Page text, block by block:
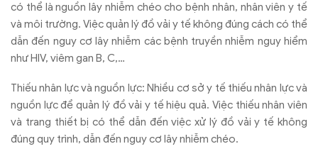
có thể là nguồn lây nhiễm chéo cho bệnh nhân, nhân viên y tế
và môi trường. Việc quản lý đồ vải y tế không đúng cách có thể
dẫn đến nguy cơ lây nhiễm các bệnh truyền nhiễm nguy hiểm
như HIV, viêm gan B, C,…
Thiếu nhân lực và nguồn lực: Nhiều cơ sở y tế thiếu nhân lực và
nguồn lực để quản lý đồ vải y tế hiệu quả. Việc thiếu nhân viên
và trang thiết bị có thể dẫn đến việc xử lý đồ vải y tế không
đúng quy trình, dẫn đến nguy cơ lây nhiễm chéo.